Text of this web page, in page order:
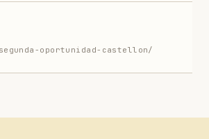
oportunidad-castellon/